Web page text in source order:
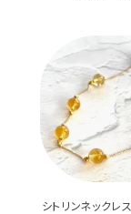
シトリンネックレ